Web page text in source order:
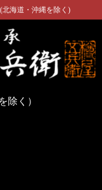
北海道・沖縄を除く)
除く）